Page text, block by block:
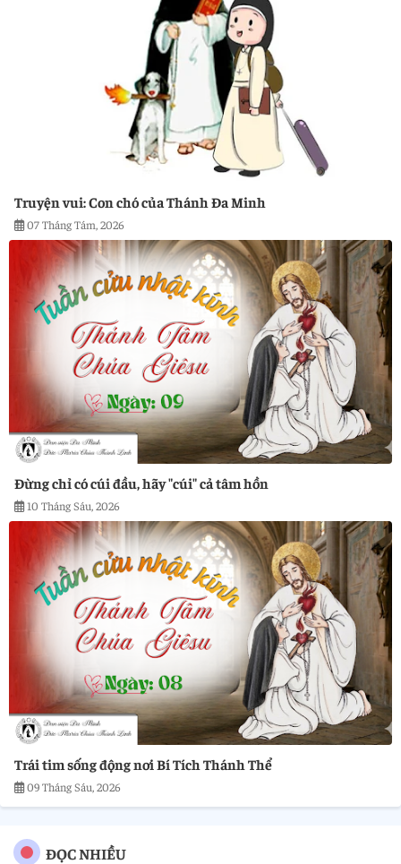
Truyện vui: Con chó của Thánh Đa Minh
07 Tháng Tám, 2026
Đừng chỉ có cúi đầu, hãy "cúi" cả tâm hồn
10 Tháng Sáu, 2026
Trái tim sống động nơi Bí Tích Thánh Thể
09 Tháng Sáu, 2026
ĐỌC NHIỀU